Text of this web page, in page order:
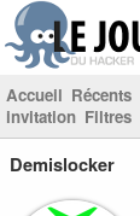
Accueil Récents
invitation Filtres
Demislocker